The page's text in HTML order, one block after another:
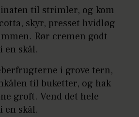
til strimler, og kom
skyr, presset hvidløg
Rør cremen godt
en skål.
i grove tern,
til buketter, og hak
groft. Vend det hele
en skål.